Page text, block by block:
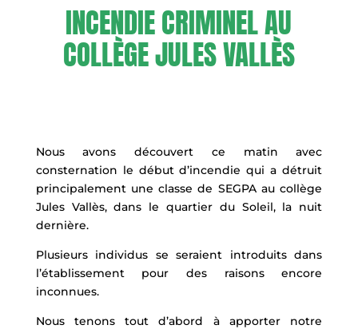
INCENDIE CRIMINEL AU
COLLÈGE JULES VALLÈS
Nous avons découvert ce matin avec
consternation le début d’incendie qui a détruit
principalement une classe de SEGPA au collège
Jules Vallès, dans le quartier du Soleil, la nuit
dernière.
Plusieurs individus se seraient introduits dans
l’établissement pour des raisons encore
inconnues.
Nous tenons tout d’abord à apporter notre